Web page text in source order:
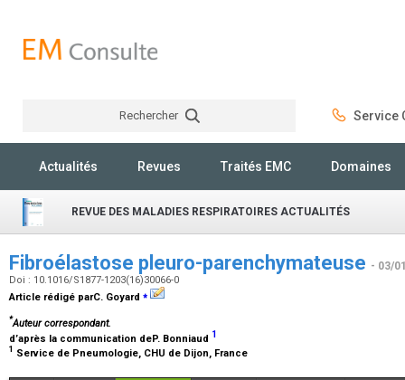
Rechercher Service
Actualités Revues Traités EMC Domaines
REVUE DES MALADIES RESPIRATOIRES ACTUALITÉS
Fibroélastose pleuro-parenchymateuse - 03/
Doi : 10.1016/S1877-1203(16)30066-0
Article rédigé parC. Goyard ⁎
*Auteur correspondant.
d’après la communication deP. Bonniaud 1
1 Service de Pneumologie, CHU de Dijon, France